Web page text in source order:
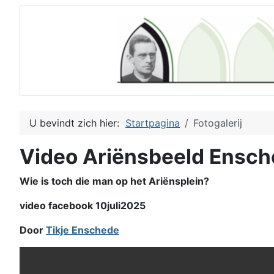
U bevindt zich hier: Startpagina Fotogalerij
Video Ariënsbeeld
Wie is toch die man op het Ariënsplein?
video facebook 10juli2025
Door Tikje Enschede